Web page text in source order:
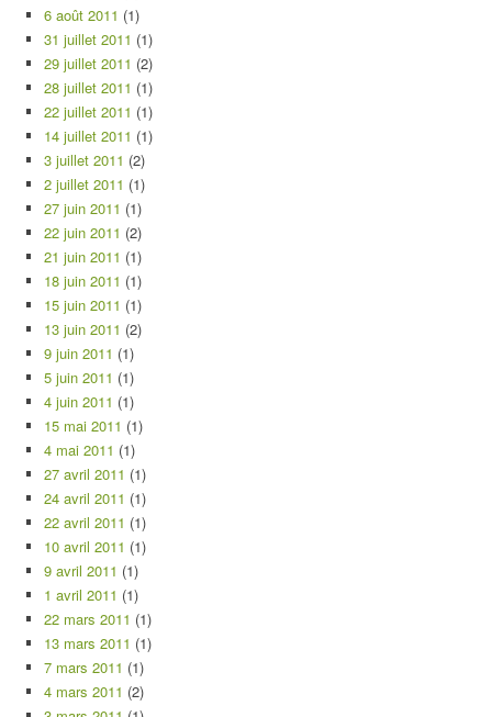
6 août 2011 (1)
31 juillet 2011 (1)
29 juillet 2011 (2)
28 juillet 2011 (1)
22 juillet 2011 (1)
14 juillet 2011 (1)
3 juillet 2011 (2)
2 juillet 2011 (1)
27 juin 2011 (1)
22 juin 2011 (2)
21 juin 2011 (1)
18 juin 2011 (1)
15 juin 2011 (1)
13 juin 2011 (2)
9 juin 2011 (1)
5 juin 2011 (1)
4 juin 2011 (1)
15 mai 2011 (1)
4 mai 2011 (1)
27 avril 2011 (1)
24 avril 2011 (1)
22 avril 2011 (1)
10 avril 2011 (1)
9 avril 2011 (1)
1 avril 2011 (1)
22 mars 2011 (1)
13 mars 2011 (1)
7 mars 2011 (1)
4 mars 2011 (2)